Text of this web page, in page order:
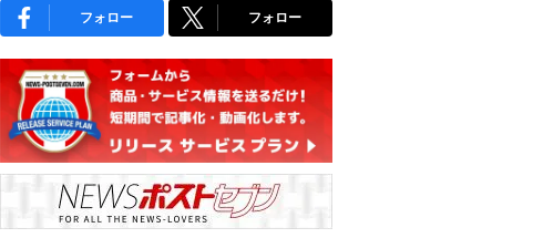
フォロー フォロー